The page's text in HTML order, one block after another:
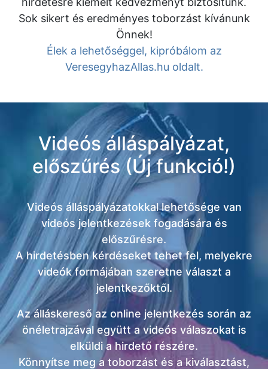
Sok sikert és eredményes toborzást kívánunk
Önnek!
Élek a lehetőséggel, kipróbálom az
VeresegyhazAllas.hu oldalt.
Videós álláspályázat,
előszűrés (Új funkció!)
Videós álláspályázatokkal lehetősége van
videós jelentkezések fogadására és
előszűrésre.
A hirdetésben kérdéseket tehet fel, melyekre
videók formájában szeretne választ a
jelentkezőktől.
Az álláskereső az online jelentkezés során az
önéletrajzával együtt a videós válaszokat is
elküldi a hirdető részére.
Könnyítse meg a toborzást és a kiválasztást,